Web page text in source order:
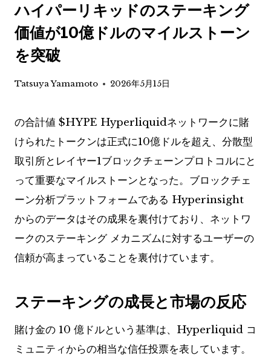
ハイパーリキッドのステーキング
価値が10億ドルのマイルストーン
を突破
Tatsuya Yamamoto 2026年5月15日
の合計値 $HYPE Hyperliquidネットワークに賭
けられたトークンは正式に10億ドルを超え、分散型
取引所とレイヤー1ブロックチェーンプロトコルにと
って重要なマイルストーンとなった。ブロックチェ
ーン分析プラットフォームである Hyperinsight
からのデータはその成果を裏付けており、ネットワ
ークのステーキング メカニズムに対するユーザーの
信頼が高まっていることを裏付けています。
ステーキングの成長と市場の反応
賭け金の 10 億ドルという基準は、Hyperliquid コ
ミュニティからの相当な信任投票を表しています。